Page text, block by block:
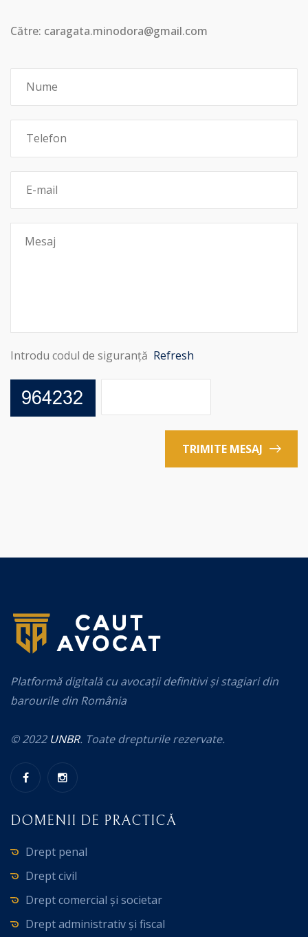
Către: caragata.minodora@gmail.com
Introdu codul de siguranță Refresh
TRIMITE MESAJ
Platformă digitală cu avocații definitivi și stagiari din
barourile din România
© 2022 UNBR. Toate drepturile rezervate.
DOMENII DE PRACTICĂ
Drept penal
Drept civil
Drept comercial și societar
Drept administrativ și fiscal